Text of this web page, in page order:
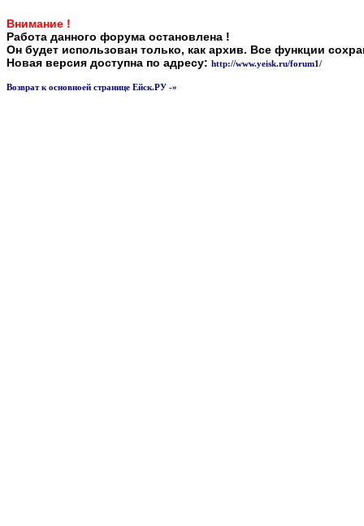
Внимание !
Работа данного форума остановлена !
Он будет использован только, как архив. Все функции
Новая версия доступна по адресу: http://www.yeisk.ru/forum1/
Возврат к основноей странице Ейск.РУ -»